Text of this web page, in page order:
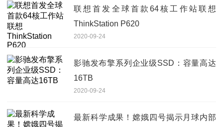
联想首发全球首款64核工作站联想
ThinkStation P620
2020-09-24
影驰发布擎系列企业级SSD：容量高达
16TB
2020-09-24
最新科学成果！嫦娥四号揭示月球内部